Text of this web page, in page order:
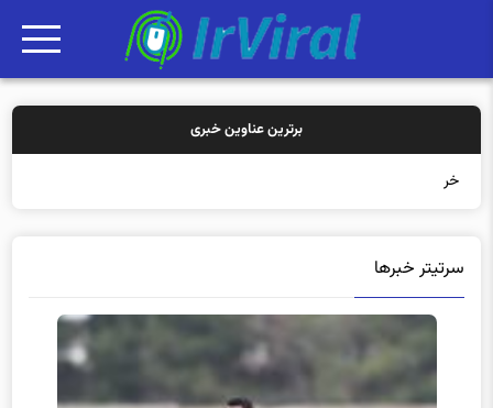
برترین عناوین خبری
خرید بیمه: سنت
سرتیتر خبرها